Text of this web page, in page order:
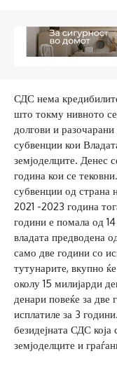
СДС нема
што токму нивното
долгови и
субвенции кои
земјоделците. Денес
година кои се
субвенции од
2021 -2023 година
години е помала од
владата
само две години со
тутунарите, вкупно
околу 15 милијарди
денари повеќе за
исплатиле за 3
безидејната СДС
земјоделците и